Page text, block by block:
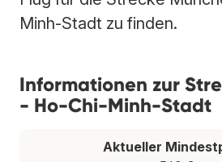
Minh-Stadt zu finden.
Informationen zur
- Ho-Chi-Minh-Stadt
Aktueller